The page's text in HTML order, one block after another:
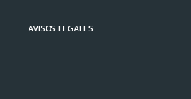
AVISOS LEGALES